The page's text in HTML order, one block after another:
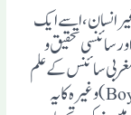
انسان، اسے ایک
سائنسی تحقیق و
سائنس کے علم
بردار مثلاً دیکارت (Descartes) اور بوائل ( Boyle) وغیرہ کا یہ